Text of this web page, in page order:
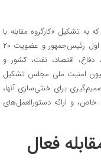
لایحه، ماده ۲ آن است که به تشکیل «کارگروه مقابله با
تحریم» اختصاص دارد. این کارگروه با ریاست معاون اول رئیس‌جمهور و عضویت ۲۰
دفاع، اقتصاد، نفت، کشور و
امنیت ملی مجلس تشکیل
برای خنثی‌سازی آنها،
و ارائه دستورالعمل‌های
فعال